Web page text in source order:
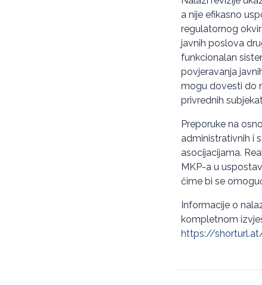
a nije efikasno
regulatornog
javnih poslova
funkcionalan
povjeravanja
mogu dovesti do
privrednih
Preporuke na
administrativnih i
asocijacijama.
MKP-a u
čime bi se
Informacije o
kompletnom
https://